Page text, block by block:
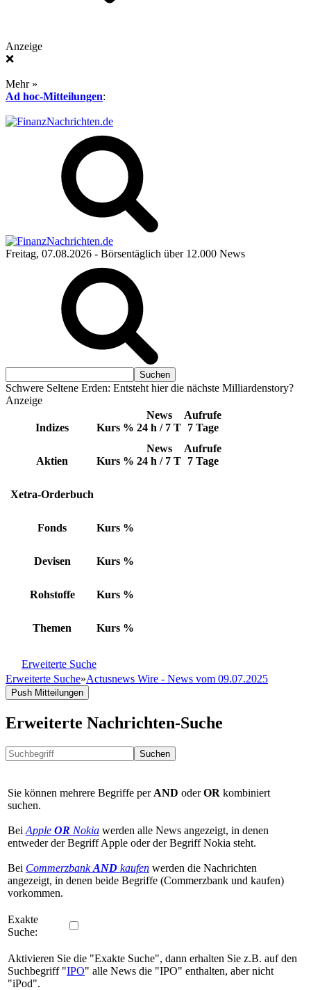
Anzeige
❌
Mehr »
Ad hoc-Mitteilungen:
Freitag, 07.08.2026 - Börsentäglich über 12.000 News
Schwere Seltene Erden: Entsteht hier die nächste Milliardenstory?
Anzeige
Indizes Kurs %
News
24 h / 7 T
Aufrufe
7 Tage
Aktien Kurs %
News
24 h / 7 T
Aufrufe
7 Tage
Xetra-Orderbuch
Fonds Kurs %
Devisen Kurs %
Rohstoffe Kurs %
Themen Kurs %
Erweiterte Suche
Erweiterte Suche»Actusnews Wire - News vom 09.07.2025
Push Mitteilungen
Erweiterte Nachrichten-Suche
Suchen
Sie können mehrere Begriffe per AND oderOR kombiniert
suchen.
Bei Apple OR Nokia werden alle News angezeigt, in denen
entweder der Begriff Apple oder der Begriff Nokia steht.
Bei CommerzbankAND kaufen werden die Nachrichten
angezeigt, in denen beide Begriffe (Commerzbank und kaufen)
vorkommen.
Exakte
Suche:
Aktivieren Sie die "Exakte Suche", dann erhalten Sie z.B. auf den
Suchbegriff "IPO" alle News die "IPO" enthalten, aber nicht
"iPod".